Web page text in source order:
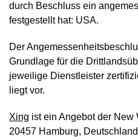
durch Beschluss ein
festgestellt hat: USA.
Der
Grundlage für die
jeweilige Dienstleister
liegt vor.
Xing ist ein Angebot der New
20457 Hamburg,